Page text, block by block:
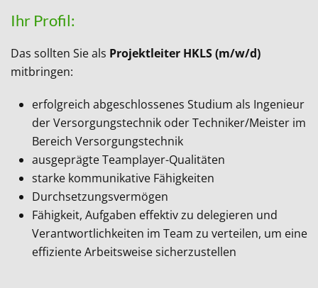
Ihr Profil:
Das sollten Sie als Projektleiter HKLS (m/w/d)
mitbringen:
erfolgreich abgeschlossenes Studium als Ingenieur
der Versorgungstechnik oder Techniker/Meister im
Bereich Versorgungstechnik
ausgeprägte Teamplayer-Qualitäten
starke kommunikative Fähigkeiten
Durchsetzungsvermögen
Fähigkeit, Aufgaben effektiv zu delegieren und
Verantwortlichkeiten im Team zu verteilen, um eine
effiziente Arbeitsweise sicherzustellen